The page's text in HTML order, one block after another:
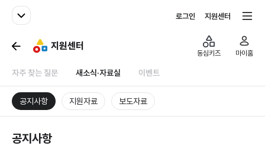
패밀리사이트
로그인 지원센터
지원센터
자주 찾는 질문 새소식·자료실 이벤트
동심키즈 마이홈
공지사항 지원자료 보도자료
공지사항